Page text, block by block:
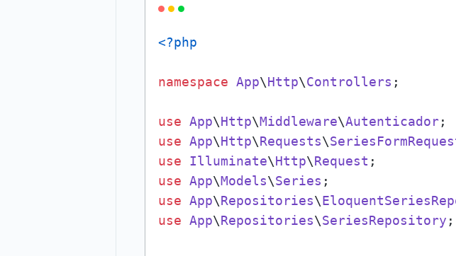
<?php
namespace App\Http\Controllers ;
use App\Http\Middleware\Autenticador
use App\Http\Requests\
use
Illuminate\Http\Request
use App\Models\Series
use App\Repositories\
use App\Repositories\SeriesRepository ;